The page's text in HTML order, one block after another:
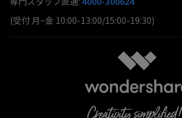
(受付 月~金 10:00-13:00/15:00-19:30)